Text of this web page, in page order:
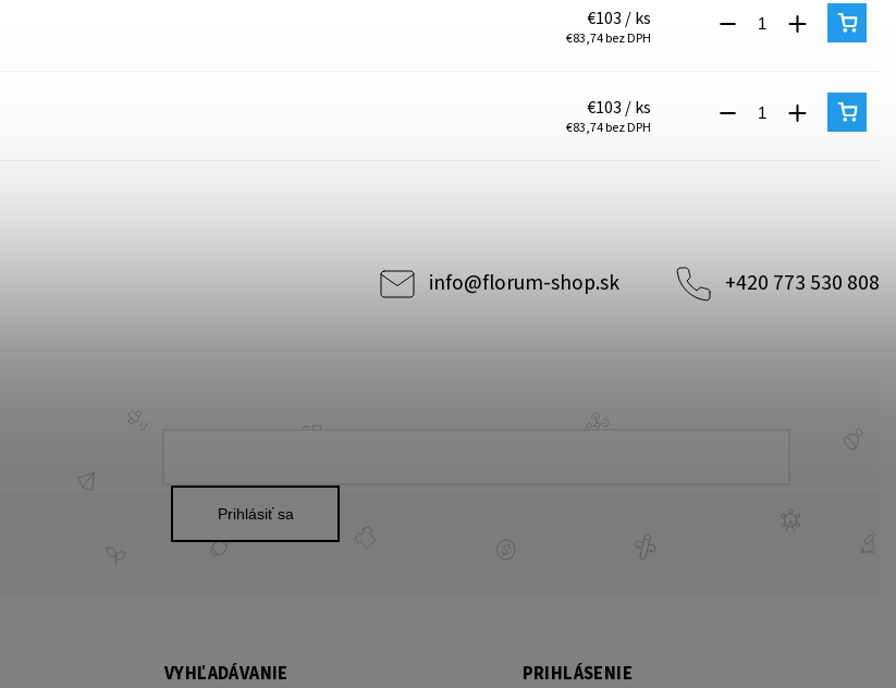
€103 / ks
€83,74 bez DPH
€103/ ks
€83,74 bez DPH
info@florum-shop.sk +420 773 530 808
Prihlásiť sa
VYHĽADÁVANIE PRIHLÁSENIE